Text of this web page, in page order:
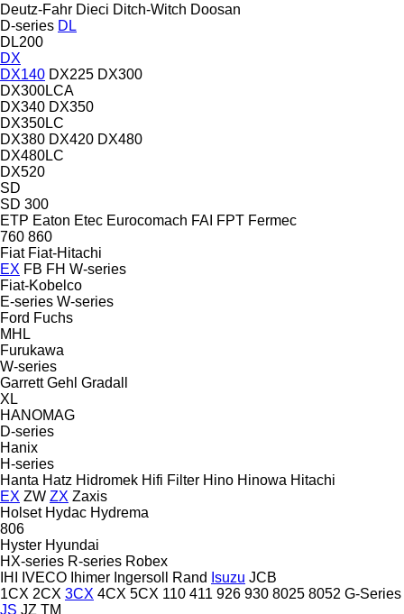
Deutz-Fahr Dieci Ditch-Witch Doosan
D-series DL
DL200
DX
DX140 DX225 DX300
DX300LCA
DX340 DX350
DX350LC
DX380 DX420 DX480
DX480LC
DX520
SD
SD 300
ETP Eaton Etec Eurocomach FAI FPT Fermec
760 860
Fiat Fiat-Hitachi
EX FB FH W-series
Fiat-Kobelco
E-series W-series
Ford Fuchs
MHL
Furukawa
W-series
Garrett Gehl Gradall
XL
HANOMAG
D-series
Hanix
H-series
Hanta Hatz Hidromek Hifi Filter Hino Hinowa Hitachi
EX ZW ZX Zaxis
Holset Hydac Hydrema
806
Hyster Hyundai
HX-series R-series Robex
IHI
IVECO Ihimer Ingersoll Rand Isuzu JCB
1CX 2CX 3CX 4CX 5CX 110 411 926 930 8025 8052 G-Series
JS JZ TM